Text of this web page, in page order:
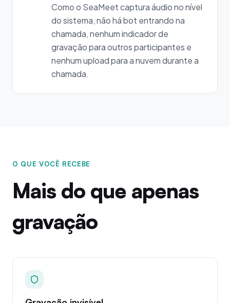
Como o SeaMeet captura áudio no nível
do sistema, não há bot entrando na
chamada, nenhum indicador de
gravação para outros participantes e
nenhum upload para a nuvem durante a
chamada.
O QUE VOCÊ RECEBE
Mais do que apenas
gravação